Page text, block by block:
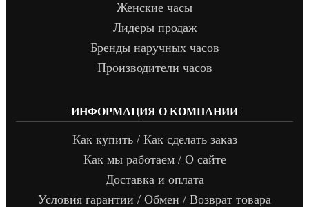
Женские часы
Лидеры продаж
Бренды наручных часов
Производители часов
ИНФОРМАЦИЯ О КОМПАНИИ
Как купить / Как сделать заказ
Как мы работаем / О сайте
Доставка и оплата
Условия гарантии / Обмен / Возврат товара